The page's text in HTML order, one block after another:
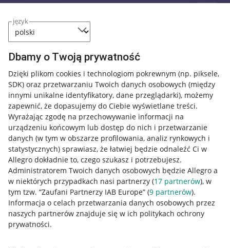
język
Dbamy o Twoją prywatność
Dzięki plikom cookies i technologiom pokrewnym (np. piksele,
SDK) oraz przetwarzaniu Twoich danych osobowych (między
innymi unikalne identyfikatory, dane przeglądarki), możemy
zapewnić, że dopasujemy do Ciebie wyświetlane treści.
Wyrażając zgodę na przechowywanie informacji na
urządzeniu końcowym lub dostęp do nich i przetwarzanie
danych (w tym w obszarze profilowania, analiz rynkowych i
statystycznych) sprawiasz, że łatwiej będzie odnaleźć Ci w
Allegro dokładnie to, czego szukasz i potrzebujesz.
Administratorem Twoich danych osobowych będzie Allegro a
w niektórych przypadkach nasi partnerzy (17 partnerów), w
tym tzw. “Zaufani Partnerzy IAB Europe” (9 partnerów).
Informacja o celach przetwarzania danych osobowych przez
naszych partnerów znajduje się w ich politykach ochrony
prywatności.
Przydatne informacje
Jak to działa